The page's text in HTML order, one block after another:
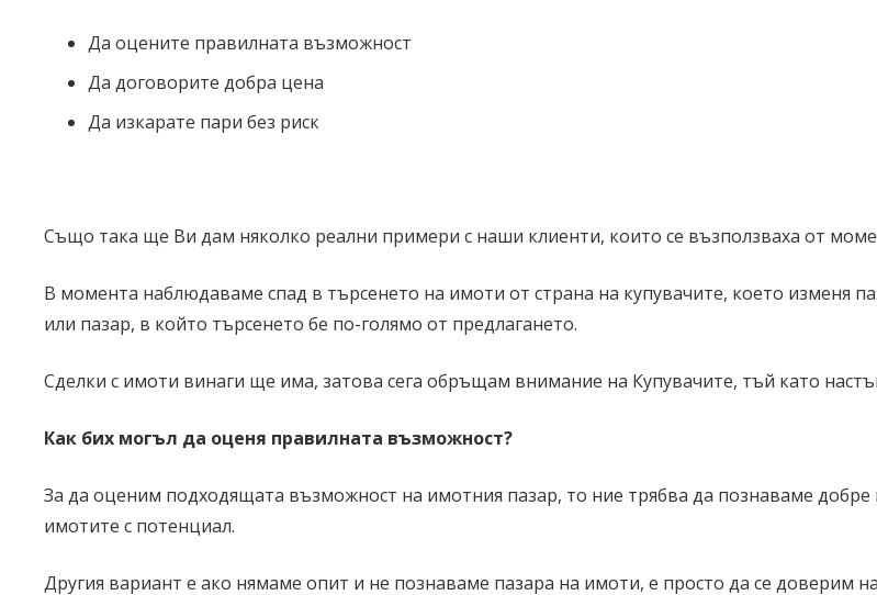
Да оцените правилната възможност
Да договорите добра цена
Да изкарате пари без риск
Също така ще Ви дам няколко реални примери с наши клиенти, които се възползваха от
В момента наблюдаваме спад в търсенето на имоти от страна на купувачите, което изменя
или пазар, в който търсенето бе по-голямо от предлагането.
Сделки с имоти винаги ще има, затова сега обръщам внимание на Купувачите, тъй като
Как бих могъл да оценя правилната възможност?
За да оценим подходящата възможност на имотния пазар, то ние трябва да познаваме добре
имотите с потенциал.
Другия вариант е ако нямаме опит и не познаваме пазара на имоти, е просто да се доверим